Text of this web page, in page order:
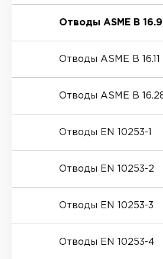
Отводы ASME B 16.9
Отводы ASME B 16.11
Отводы ASME B
Отводы EN 10253-1
Отводы EN 10253-2
Отводы EN 10253-3
Отводы EN 10253-4